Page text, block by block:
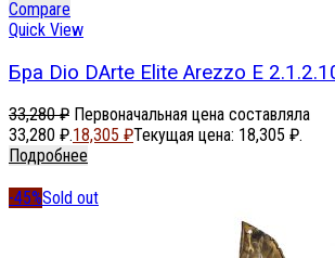
Compare
Quick View
Бра Dio DArte Elite Arezzo E
33,280₽ Первоначальная цена составляла
33,280 ₽.18,305 ₽Текущая цена: 18,305 ₽.
Подробнее
-45%Sold out